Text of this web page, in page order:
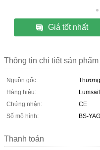
Giá tốt nhất
Thông tin chi tiết sản phẩm
Nguồn gốc:
Hàng hiệu:
Lumsail
Chứng nhận:
CE
Số mô hình:
BS-
Thanh toán